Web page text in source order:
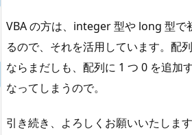
VBA の方は、integer 型や long 型で
るので、それを活用しています。配
ならまだしも、配列に 1 つ 0 を追加
なってしまうので。
引き続き、よろしくお願いいたします